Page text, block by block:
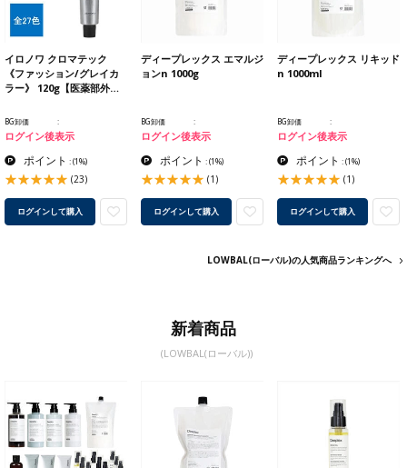
イロノワ クロマテック
《ファッション/グレイカ
ラー》 120g【医薬部外…
BG卸価
ログイン後表示
ポイント :(1%)
(23)
ログインして購入
ディープレックス エマルジ
ョンn 1000g
BG卸価
ログイン後表示
ポイント :(1%)
(1)
ログインして購入
ディープレックス リキッド
n 1000ml
BG卸価
ログイン後表示
ポイント :(1%)
(1)
ログインして購入
LOWBAL(ローバル)の人気商品ランキングへ
新着商品
(LOWBAL(ローバル))